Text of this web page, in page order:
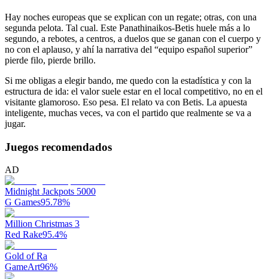
Hay noches europeas que se explican con un regate; otras, con una
segunda pelota. Tal cual. Este Panathinaikos-Betis huele más a lo
segundo, a rebotes, a centros, a duelos que se ganan con el cuerpo y
no con el aplauso, y ahí la narrativa del “equipo español superior”
pierde filo, pierde brillo.
Si me obligas a elegir bando, me quedo con la estadística y con la
estructura de ida: el valor suele estar en el local competitivo, no en el
visitante glamoroso. Eso pesa. El relato va con Betis. La apuesta
inteligente, muchas veces, va con el partido que realmente se va a
jugar.
Juegos recomendados
AD
Midnight Jackpots 5000
G Games95.78%
Million Christmas 3
Red Rake95.4%
Gold of Ra
GameArt96%